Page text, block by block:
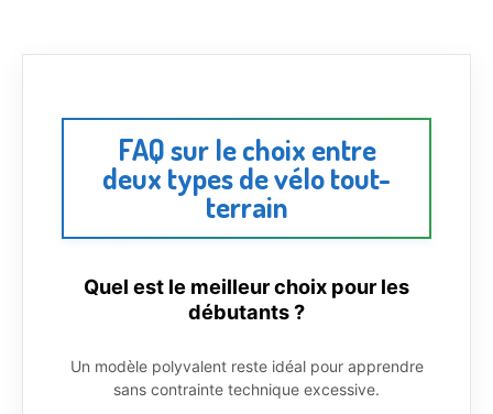
FAQ sur le choix entre
deux types de vélo tout-
terrain
Quel est le meilleur choix pour les
débutants ?
Un modèle polyvalent reste idéal pour apprendre
sans contrainte technique excessive.